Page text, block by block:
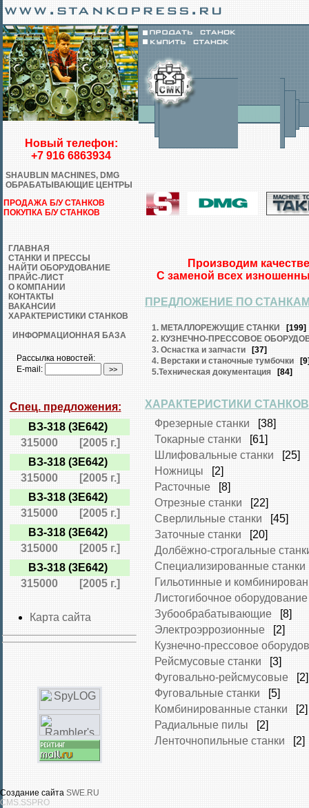
Новый телефон:
+7 916 6863934
SHAUBLIN MACHINES, DMG
ОБРАБАТЫВАЮЩИЕ ЦЕНТРЫ
ПРОДАЖА Б/У СТАНКОВ
ПОКУПКА Б/У СТАНКОВ
ГЛАВНАЯ
СТАНКИ И ПРЕССЫ
НАЙТИ ОБОРУДОВАНИЕ
ПРАЙС-ЛИСТ
О КОМПАНИИ
КОНТАКТЫ
ВАКАНСИИ
ХАРАКТЕРИСТИКИ СТАНКОВ
ИНФОРМАЦИОННАЯ БАЗА
Рассылка новостей:
E-mail:
Спец. предложения:
ВЗ-318 (3Е642)
315000
[2005 г.]
ВЗ-318 (3Е642)
315000
[2005 г.]
ВЗ-318 (3Е642)
315000
[2005 г.]
ВЗ-318 (3Е642)
315000
[2005 г.]
ВЗ-318 (3Е642)
315000
[2005 г.]
Карта сайта
Создание сайта SWE.RU
CMS.SSPRO
Производим
С заменой всех
ПРЕДЛОЖЕНИЕ ПО
1. МЕТАЛЛОРЕЖУЩИЕ СТАНКИ
[199]
2. КУЗНЕЧНО-ПРЕССОВОЕ
3. Оснастка и запчасти [37]
4. Верстаки и станочные тумбочки
5.Техническая документация [84]
ХАРАКТЕРИСТИКИ СТАНКОВ
Фрезерные станки [38]
Токарные станки [61]
Шлифовальные станки [25]
Ножницы [2]
Расточные [8]
Отрезные станки [22]
Сверлильные станки [45]
Заточные станки [20]
Долбёжно-строгальные
Специализированные станки
Гильотинные и
Листогибочное оборудование
Зубообрабатывающие [8]
Электроэррозионные [2]
Кузнечно-прессовое
Рейсмусовые станки [3]
Фуговально-рейсмусовые [2]
Фуговальные станки [5]
Комбинированные станки [2]
Радиальные пилы [2]
Ленточнопильные станки [2]